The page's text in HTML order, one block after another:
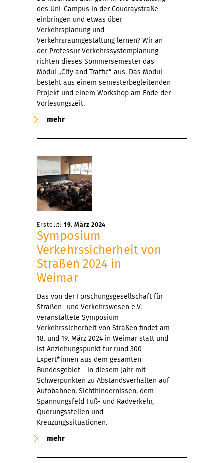
des Uni-Campus in der Coudraystraße
einbringen und etwas über
Verkehrsplanung und
Verkehrsraumgestaltung lernen? Wir an
der Professur Verkehrssystemplanung
richten dieses Sommersemester das
Modul „City and Traffic“ aus. Das Modul
besteht aus einem semesterbegleitenden
Projekt und einem Workshop am Ende der
Vorlesungszeit.
mehr
Erstellt: 19. März 2024
Symposium
Verkehrssicherheit von
Straßen 2024 in
Weimar
Das von der Forschungsgesellschaft für
Straßen- und Verkehrswesen e.V.
veranstaltete Symposium
Verkehrssicherheit von Straßen findet am
18. und 19. März 2024 in Weimar statt und
ist Anziehungspunkt für rund 300
Expert*innen aus dem gesamten
Bundesgebiet - in diesem Jahr mit
Schwerpunkten zu Abstandsverhalten auf
Autobahnen, Sichthindernissen, dem
Spannungsfeld Fuß- und Radverkehr,
Querungsstellen und
Kreuzungssituationen.
mehr